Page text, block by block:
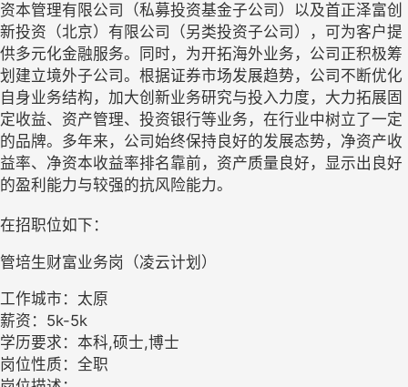
资本管理有限公司（私募投资基金子公司）以及首正泽富创
新投资（北京）有限公司（另类投资子公司），可为客户提
供多元化金融服务。同时，为开拓海外业务，公司正积极筹
划建立境外子公司。根据证券市场发展趋势，公司不断优化
自身业务结构，加大创新业务研究与投入力度，大力拓展固
定收益、资产管理、投资银行等业务，在行业中树立了一定
的品牌。多年来，公司始终保持良好的发展态势，净资产收
益率、净资本收益率排名靠前，资产质量良好，显示出良好
的盈利能力与较强的抗风险能力。
在招职位如下：
管培生财富业务岗（凌云计划）
工作城市：太原
薪资：5k-5k
学历要求：本科,硕士,博士
岗位性质：全职